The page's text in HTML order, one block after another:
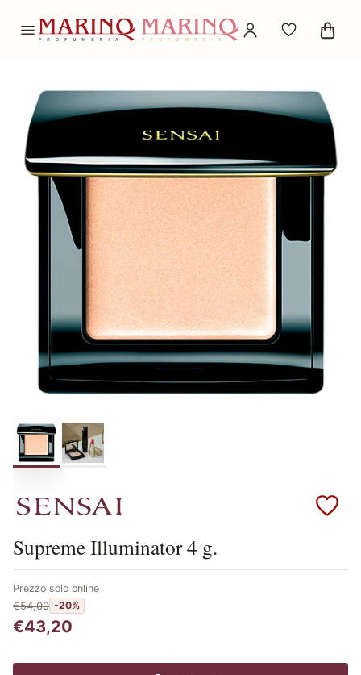
Scopri i prodotti Sensai
Supreme Illuminator 4 g.
Prezzo solo online
€54,00 -20%
€43,20